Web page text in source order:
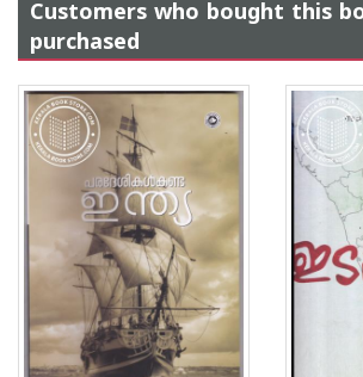
Customers who bought this
purchased